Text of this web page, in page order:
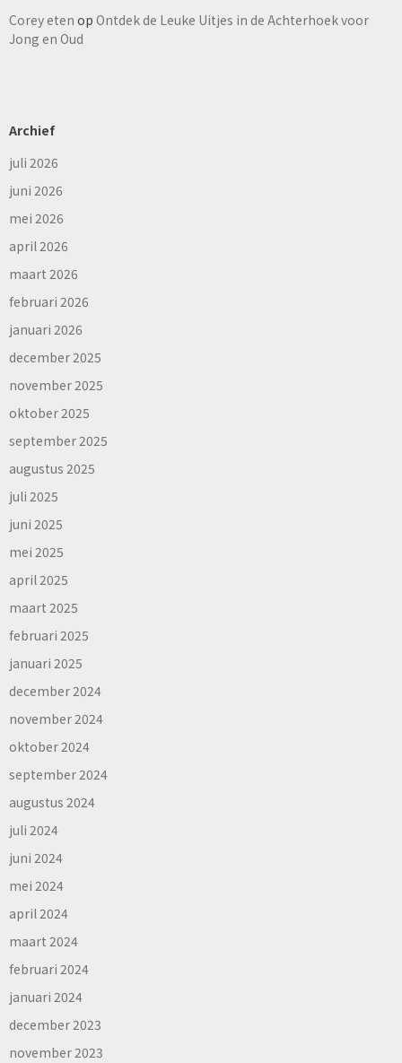
Corey eten op Ontdek de Leuke Uitjes in de Achterhoek voor
Jong en Oud
Archief
juli 2026
juni 2026
mei 2026
april 2026
maart 2026
februari 2026
januari 2026
december 2025
november 2025
oktober 2025
september 2025
augustus 2025
juli 2025
juni 2025
mei 2025
april 2025
maart 2025
februari 2025
januari 2025
december 2024
november 2024
oktober 2024
september 2024
augustus 2024
juli 2024
juni 2024
mei 2024
april 2024
maart 2024
februari 2024
januari 2024
december 2023
november 2023